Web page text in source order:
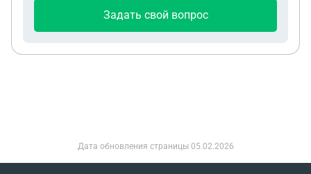
2025 года 133000 т.рможно ли сделать какой-то
перерасчет хотябы как погибшего в сво
Задать свой вопрос
Дата обновления страницы 05.02.2026